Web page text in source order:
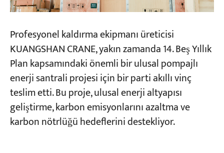
Projeler
Bloglar
Haberler
Uygulamalar
Hakkımızda
Profesyonel kaldırma ekipmanı üreticisi
KUANGSHAN CRANE, yakın zamanda 14. Beş Yıllık
Plan kapsamındaki önemli bir ulusal pompajlı
enerji santrali projesi için bir parti akıllı vinç
teslim etti. Bu proje, ulusal enerji altyapısı
geliştirme, karbon emisyonlarını azaltma ve
karbon nötrlüğü hedeflerini destekliyor.